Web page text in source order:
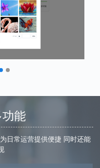
能
日常运营提供便捷 同时还能